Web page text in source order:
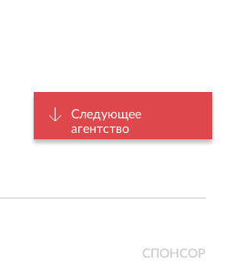
Следующее
агентство
СПОНСОР